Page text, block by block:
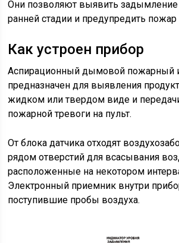
Они позволяют выявить задымление
ранней стадии и предупредить пожар
Как устроен прибор
Аспирационный дымовой пожарный
предназначен для выявления
жидком или твердом виде и
пожарной тревоги на пульт.
От блока датчика отходят
рядом отверстий для всасывания
расположенные на некотором
Электронный приемник внутри
поступившие пробы воздуха.